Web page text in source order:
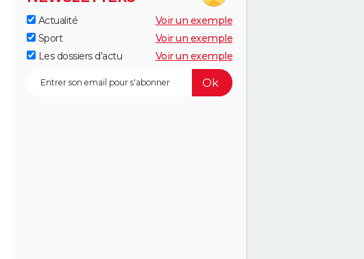
Actualité
Voir un exemple
Sport
Voir un exemple
Les dossiers d'actu
Voir un exemple